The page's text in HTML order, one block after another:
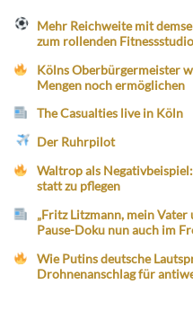
Mehr Reichweite mit
zum rollenden
Kölns Oberbürgermeister
Mengen noch ermöglichen
The Casualties live in Köln
Der Ruhrpilot
Waltrop als
statt zu pflegen
„Fritz Litzmann, mein Vater
Pause-Doku nun auch im
Wie Putins deutsche
Drohnenanschlag für